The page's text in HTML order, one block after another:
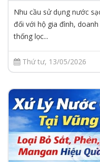
Nhu cầu sử dụng nước
đối với hộ gia đình,
thống lọc...
Thứ tư, 13/05/2026